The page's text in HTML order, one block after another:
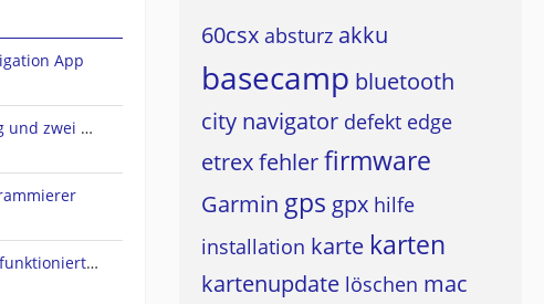
App
Sena Audio-Multitasking und zwei A2DP-Quellen?
Live Track Zustimmung funktioniert nicht
60csx absturz akku
basecamp bluetooth
city navigator defekt edge
etrexfehlerfirmware
Garmin gps gpx hilfe
installation karte karten
kartenupdate löschen mac